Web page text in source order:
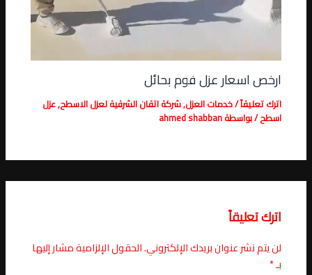
ارخص اسعار عزل فوم بحائل
اترك تعليقاً/خدمات العزل,شركة اتقان الشرقية لعزل الاسطح,عزل
اسطح/ بواسطةahmed shabban
اترك تعليقاً
لن يتم نشر عنوان بريدك الإلكتروني.الحقول الإلزامية مشار إليها
بـ*